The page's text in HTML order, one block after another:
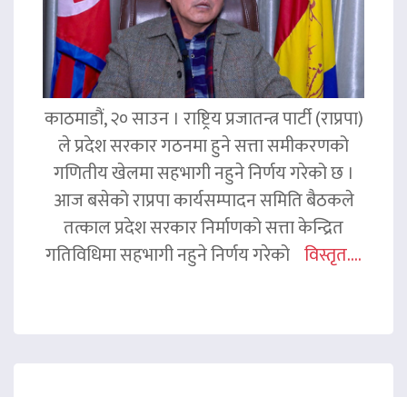
काठमाडौं, २० साउन । राष्ट्रिय प्रजातन्त्र पार्टी (राप्रपा)
ले प्रदेश सरकार गठनमा हुने सत्ता समीकरणको
गणितीय खेलमा सहभागी नहुने निर्णय गरेको छ ।
आज बसेको राप्रपा कार्यसम्पादन समिति बैठकले
तत्काल प्रदेश सरकार निर्माणको सत्ता केन्द्रित
गतिविधिमा सहभागी नहुने निर्णय गरेको विस्तृत....